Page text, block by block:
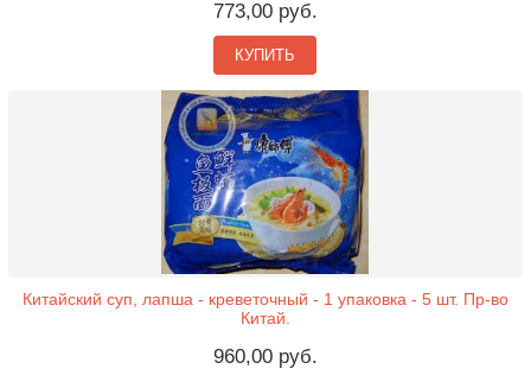
773,00 руб.
КУПИТЬ
Китайский суп, лапша - креветочный - 1 упаковка - 5 шт. Пр-во
Китай.
960,00 руб.